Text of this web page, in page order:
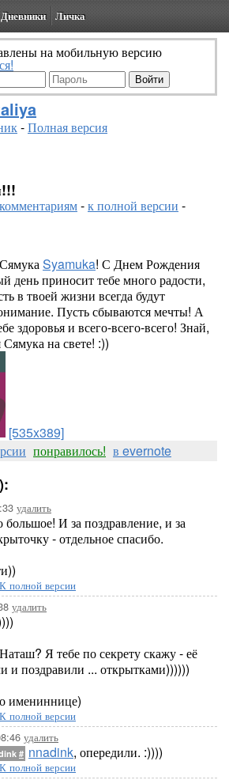
Дневники Личка
на мобильную версию
-Полная версия
-к полной версии -
Syamuka! С Днем Рождения
день приносит тебе много радости,
в твоей жизни всегда будут
Пусть сбываются мечты! А
здоровья и всего-всего-всего! Знай,
на свете! :))
[535x389]
понравилось! в evernote
удалить
И за поздравление, и за
- отдельное спасибо.
К полной версии
удалить
Я тебе по секрету скажу - её
и поздравили ... открытками))))))
имениннице)
К полной версии
удалить
# nnadink, опередили. :))))
К полной версии